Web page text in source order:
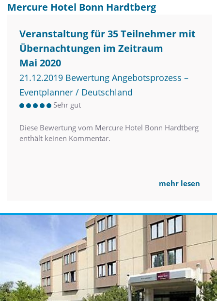
Mercure Hotel Bonn Hardtberg
Veranstaltung für 35 Teilnehmer mit
Übernachtungen im Zeitraum
Mai 2020
21.12.2019 Bewertung Angebotsprozess –
Eventplanner / Deutschland
Sehr gut
Diese Bewertung vom Mercure Hotel Bonn Hardtberg
enthält keinen Kommentar.
mehr lesen